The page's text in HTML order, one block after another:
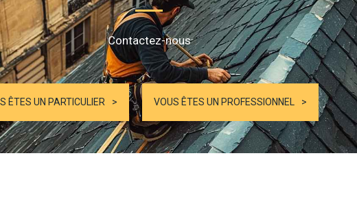
Contactez-nous
ÊTES UN PARTICULIER VOUS ÊTES UN PROFESSIONNEL